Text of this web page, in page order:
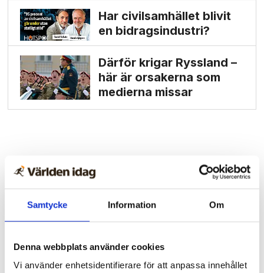
Samtycke Information Om
Denna webbplats använder cookies
Vi använder enhetsidentifierare för att anpassa innehållet
Har civilsamhället blivit
en bidrags­industri?
Därför krigar Ryssland –
här är orsakerna som
medierna missar